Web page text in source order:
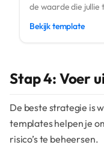
de waarde die jullie
Bekijk template
Stap 4: Voer
De beste strategie is
templates helpen je
risico’s te beheersen.